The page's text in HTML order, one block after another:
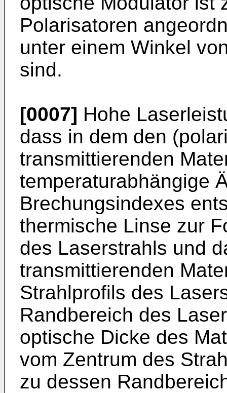
Polarisatoren
unter einem Winkel
sind.
[0007] Hohe
dass in dem den
transmittierenden
temperaturabhängige
Brechungsindexes
thermische Linse zur
des Laserstrahls und
transmittierenden
Strahlprofils des
Randbereich des
optische Dicke des
vom Zentrum des
zu dessen